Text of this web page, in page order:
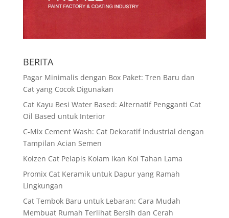
BERITA
Pagar Minimalis dengan Box Paket: Tren Baru dan
Cat yang Cocok Digunakan
Cat Kayu Besi Water Based: Alternatif Pengganti Cat
Oil Based untuk Interior
C-Mix Cement Wash: Cat Dekoratif Industrial dengan
Tampilan Acian Semen
Koizen Cat Pelapis Kolam Ikan Koi Tahan Lama
Promix Cat Keramik untuk Dapur yang Ramah
Lingkungan
Cat Tembok Baru untuk Lebaran: Cara Mudah
Membuat Rumah Terlihat Bersih dan Cerah